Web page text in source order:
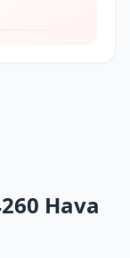
Hava